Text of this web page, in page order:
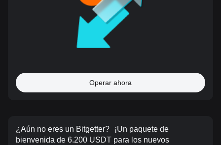
Operar ahora
¿Aún no eres un Bitgetter?
¡Un paquete de
bienvenida de 6.200 USDT para los nuevos